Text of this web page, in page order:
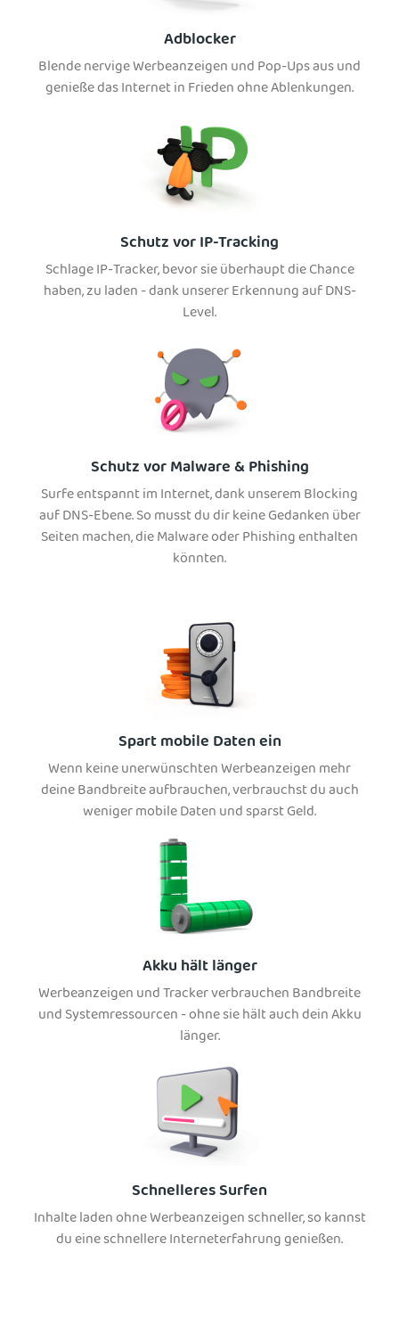
Adblocker
Blende nervige Werbeanzeigen und Pop-Ups aus und
genieße das Internet in Frieden ohne Ablenkungen.
Schutz vor IP-Tracking
Schlage IP-Tracker, bevor sie überhaupt die Chance
haben, zu laden - dank unserer Erkennung auf DNS-
Level.
Schutz vor Malware & Phishing
Surfe entspannt im Internet, dank unserem Blocking
auf DNS-Ebene. So musst du dir keine Gedanken über
Seiten machen, die Malware oder Phishing enthalten
könnten.
Spart mobile Daten ein
Wenn keine unerwünschten Werbeanzeigen mehr
deine Bandbreite aufbrauchen, verbrauchst du auch
weniger mobile Daten und sparst Geld.
Akku hält länger
Werbeanzeigen und Tracker verbrauchen Bandbreite
und Systemressourcen - ohne sie hält auch dein Akku
länger.
Schnelleres Surfen
Inhalte laden ohne Werbeanzeigen schneller, so kannst
du eine schnellere Interneterfahrung genießen.